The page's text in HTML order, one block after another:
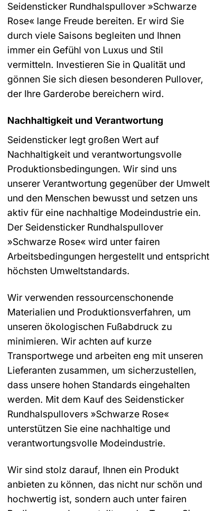
Seidensticker Rundhalspullover »Schwarze
Rose« lange Freude bereiten. Er wird Sie
durch viele Saisons begleiten und Ihnen
immer ein Gefühl von Luxus und Stil
vermitteln. Investieren Sie in Qualität und
gönnen Sie sich diesen besonderen Pullover,
der Ihre Garderobe bereichern wird.
Nachhaltigkeit und Verantwortung
Seidensticker legt großen Wert auf
Nachhaltigkeit und verantwortungsvolle
Produktionsbedingungen. Wir sind uns
unserer Verantwortung gegenüber der Umwelt
und den Menschen bewusst und setzen uns
aktiv für eine nachhaltige Modeindustrie ein.
Der Seidensticker Rundhalspullover
»Schwarze Rose« wird unter fairen
Arbeitsbedingungen hergestellt und entspricht
höchsten Umweltstandards.
Wir verwenden ressourcenschonende
Materialien und Produktionsverfahren, um
unseren ökologischen Fußabdruck zu
minimieren. Wir achten auf kurze
Transportwege und arbeiten eng mit unseren
Lieferanten zusammen, um sicherzustellen,
dass unsere hohen Standards eingehalten
werden. Mit dem Kauf des Seidensticker
Rundhalspullovers »Schwarze Rose«
unterstützen Sie eine nachhaltige und
verantwortungsvolle Modeindustrie.
Wir sind stolz darauf, Ihnen ein Produkt
anbieten zu können, das nicht nur schön und
hochwertig ist, sondern auch unter fairen